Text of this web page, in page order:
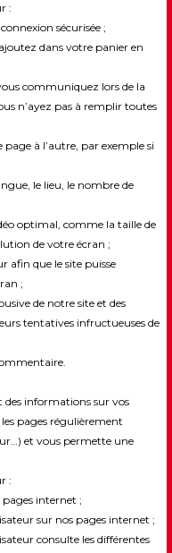
:
sécurisée ;
dans votre panier en
communiquez lors de la
n’ayez pas à remplir toutes
à l’autre, par exemple si
le lieu, le nombre de
optimal, comme la taille de
de votre écran ;
que le site puisse
;
de notre site et des
tentatives infructueuses de
des informations sur vos
pages régulièrement
et vous permette une
:
internet ;
sur nos pages internet ;
consulte les différentes